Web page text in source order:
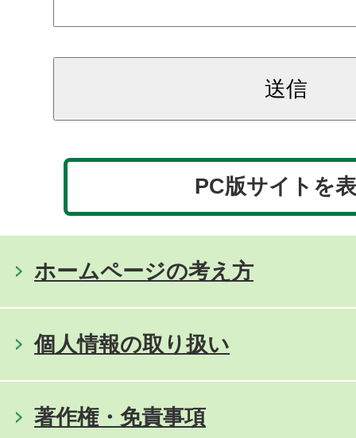
PC版サイトを
ホームページの考え方
個人情報の取り扱い
著作権・免責事項